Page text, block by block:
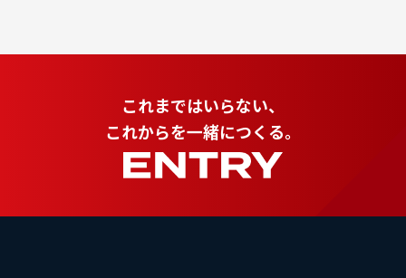
これまではいらない、
これからを一緒につくる。